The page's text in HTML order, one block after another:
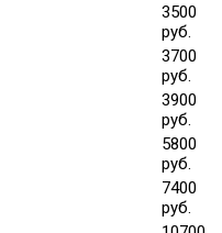
3500
руб.
3700
руб.
3900
руб.
5800
руб.
7400
руб.